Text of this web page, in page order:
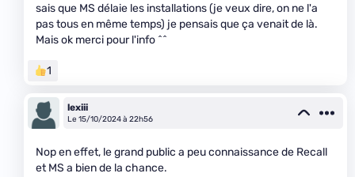
sais que MS délaie les installations (je veux dire, on ne l'a
pas tous en même temps) je pensais que ça venait de là.
Mais ok merci pour l'info ^^
1
lexiii
Le 15/10/2024 à 22h56
Nop en effet, le grand public a peu connaissance de Recall
et MS a bien de la chance.